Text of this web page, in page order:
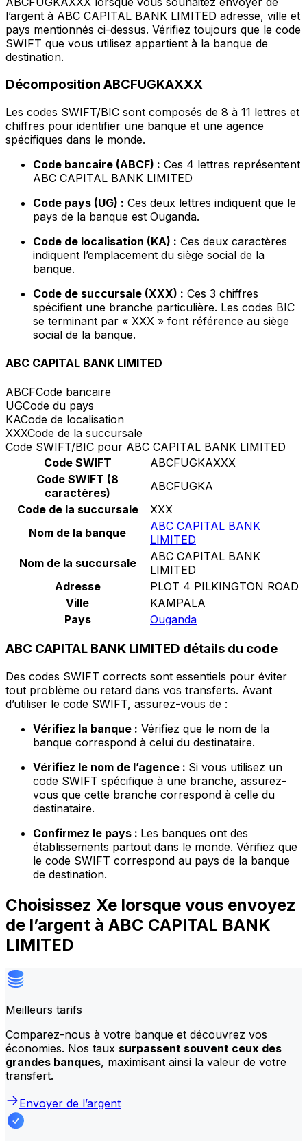
l’argent à ABC CAPITAL BANK LIMITED adresse, ville et
pays mentionnés ci-dessus. Vérifiez toujours que le code
SWIFT que vous utilisez appartient à la banque de
destination.
Décomposition ABCFUGKAXXX
Les codes SWIFT/BIC sont composés de 8 à 11 lettres et
chiffres pour identifier une banque et une agence
spécifiques dans le monde.
Code bancaire (ABCF) : Ces 4 lettres représentent
ABC CAPITAL BANK LIMITED
Code pays (UG) : Ces deux lettres indiquent que le
pays de la banque est Ouganda.
Code de localisation (KA) : Ces deux caractères
indiquent l’emplacement du siège social de la
banque.
Code de succursale (XXX) : Ces 3 chiffres
spécifient une branche particulière. Les codes BIC
se terminant par « XXX » font référence au siège
social de la banque.
ABC CAPITAL BANK LIMITED
ABCFCode bancaire
UGCode du pays
KACode de localisation
XXXCode de la succursale
Code SWIFT/BIC pour ABC CAPITAL BANK LIMITED
Code SWIFT
ABCFUGKAXXX
Code SWIFT (8
caractères)
ABCFUGKA
Code de la succursale
XXX
Nom de la banque
ABC CAPITAL BANK
LIMITED
Nom de la succursale
ABC CAPITAL BANK
LIMITED
Adresse
PLOT 4 PILKINGTON ROAD
Ville
KAMPALA
Pays
Ouganda
ABC CAPITAL BANK LIMITED détails du code
Des codes SWIFT corrects sont essentiels pour éviter
tout problème ou retard dans vos transferts. Avant
d’utiliser le code SWIFT, assurez-vous de :
Vérifiez la banque : Vérifiez que le nom de la
banque correspond à celui du destinataire.
Vérifiez le nom de l’agence : Si vous utilisez un
code SWIFT spécifique à une branche, assurez-
vous que cette branche correspond à celle du
destinataire.
Confirmez le pays : Les banques ont des
établissements partout dans le monde. Vérifiez que
le code SWIFT correspond au pays de la banque
de destination.
Choisissez Xe lorsque vous envoyez
de l’argent à ABC CAPITAL BANK
LIMITED
Meilleurs tarifs
Comparez-nous à votre banque et découvrez vos
économies. Nos taux surpassent souvent ceux des
grandes banques, maximisant ainsi la valeur de votre
transfert.
Envoyer de l’argent